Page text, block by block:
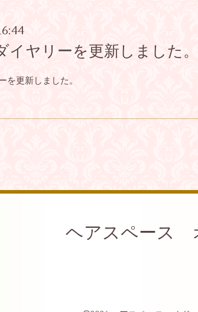
イヤリーを更新しました。
を更新しました。
ヘアスペース